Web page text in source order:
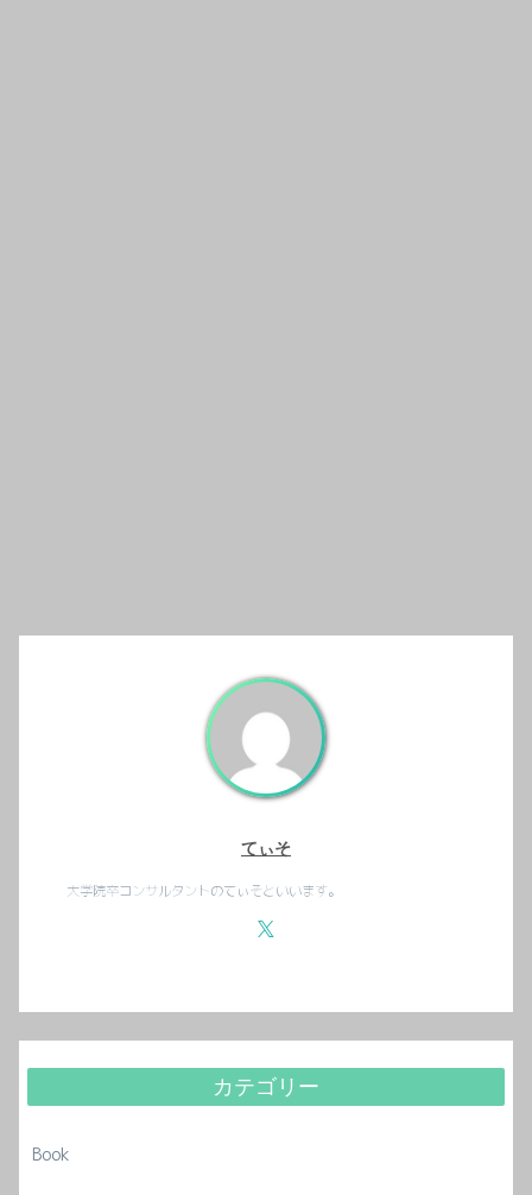
てぃそ
大学院卒コンサルタントのてぃそといいます。
カテゴリー
Book